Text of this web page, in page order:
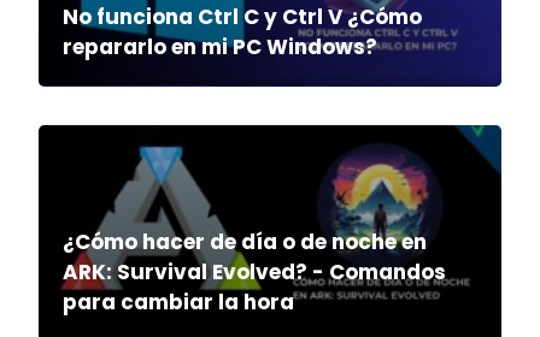
No funciona Ctrl C y Ctrl V ¿Cómo
repararlo en mi PC Windows?
¿Cómo hacer de día o de noche en
ARK: Survival Evolved? - Comandos
para cambiar la hora